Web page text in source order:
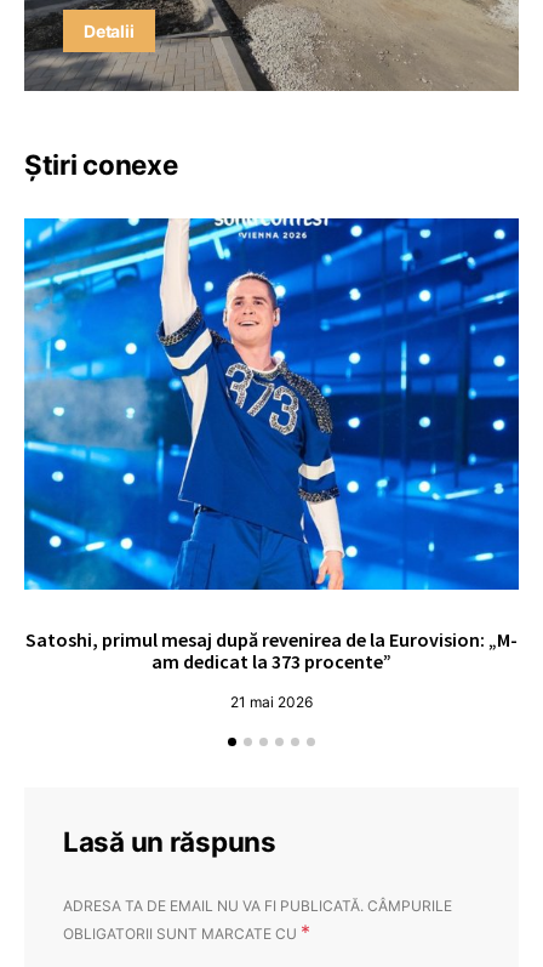
Detalii
Știri conexe
Satoshi, primul mesaj după revenirea de la Eurovision: „M-
am dedicat la 373 procente”
21 mai 2026
Lasă un răspuns
ADRESA TA DE EMAIL NU VA FI PUBLICATĂ. CÂMPURILE
OBLIGATORII SUNT MARCATE CU *